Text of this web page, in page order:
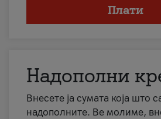
Плати
Надополни
Внесете ја сумата која што
надополните. Ве молиме,